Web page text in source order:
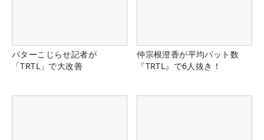
パターこじらせ記者が
「TRTL」で大改善
仲宗根澄香が平均パット数
『TRTL』で6人抜き！